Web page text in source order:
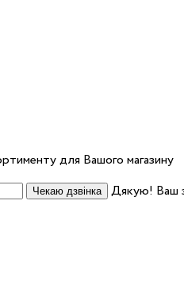
для Вашого магазину
Чекаю дзвінка
Дякую! Ваш